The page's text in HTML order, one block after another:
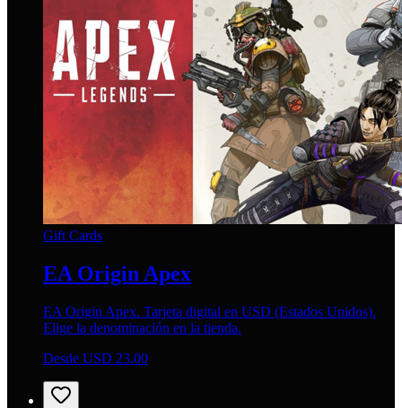
Gift Cards
EA Origin Apex
EA Origin Apex. Tarjeta digital en USD (Estados Unidos).
Elige la denominación en la tienda.
Desde USD 23.00